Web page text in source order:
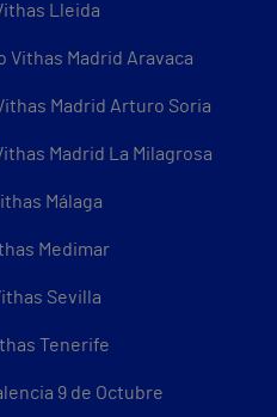
Lleida
Madrid Aravaca
Madrid Arturo Soria
Madrid La Milagrosa
Málaga
Medimar
Sevilla
Tenerife
9 de Octubre